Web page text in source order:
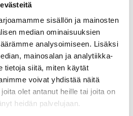
sisällön ja mainosten
median ominaisuuksien
analysoimiseen. Lisäksi
mainosalan ja analytiikka-
tietoja siitä, miten käytät
voivat yhdistää näitä
olet antanut heille tai joita on
heidän palvelujaan.
otellaan neljän judokan
Top Team -urheilijoista